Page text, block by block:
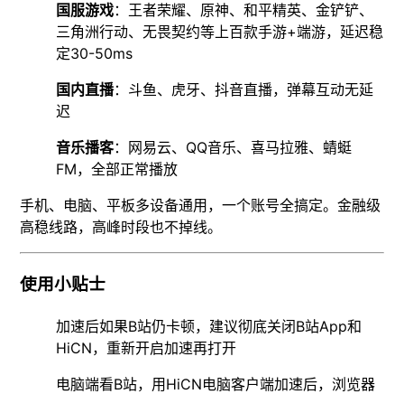
国服游戏：王者荣耀、原神、和平精英、金铲铲、
三角洲行动、无畏契约等上百款手游+端游，延迟稳
定30-50ms
国内直播：斗鱼、虎牙、抖音直播，弹幕互动无延
迟
音乐播客：网易云、QQ音乐、喜马拉雅、蜻蜓
FM，全部正常播放
手机、电脑、平板多设备通用，一个账号全搞定。金融级
高稳线路，高峰时段也不掉线。
使用小贴士
加速后如果B站仍卡顿，建议彻底关闭B站App和
HiCN，重新开启加速再打开
电脑端看B站，用HiCN电脑客户端加速后，浏览器